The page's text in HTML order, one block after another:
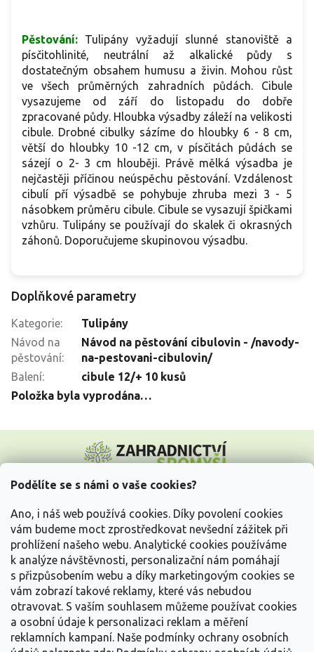
Podělíte se s námi o vaše cookies?
Ano, i náš web používá cookies. Díky povolení cookies
vám budeme moct zprostředkovat nevšední zážitek při
prohlížení našeho webu. Analytické cookies používáme
k analýze návštěvnosti, personalizační nám pomáhají
s přizpůsobením webu a díky marketingovým cookies se
vám zobrazí takové reklamy, které vás nebudou
otravovat. S vaším souhlasem můžeme používat cookies
a osobní údaje k personalizaci reklam a měření
reklamních kampaní. Naše podmínky ochrany osobních
Pěstování: Tulipány vyžadují slunné stanoviště a
písčitohlinité, neutrální až alkalické půdy s
dostatečným obsahem humusu a živin. Mohou růst
ve všech průměrných zahradních půdách. Cibule
vysazujeme od září do listopadu do dobře
zpracované půdy. Hloubka výsadby záleží na velikosti
cibule. Drobné cibulky sázíme do hloubky 6 - 8 cm,
větší do hloubky 10 -12 cm, v písčitách půdách se
sázejí o 2- 3 cm hlouběji. Právě mělká výsadba je
nejčastěji příčinou neúspěchu pěstování. Vzdálenost
cibulí pří výsadbě se pohybuje zhruba mezi 3 - 5
násobkem průměru cibule. Cibule se vysazují špičkami
vzhůru. Tulipány se používají do skalek či okrasných
záhonů. Doporučujeme skupinovou výsadbu.
Doplňkové parametry
Kategorie:
Tulipány
Návod na
pěstování:
Návod na pěstování cibulovin - /navody-
na-pestovani-cibulovin/
Balení:
cibule 12/+ 10 kusů
Položka byla vyprodána…
p
Vše o nákupu
Informace pro Vás
Kontakujte nás